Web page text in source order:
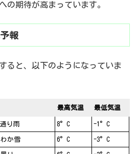
の期待が高まっています。
報
ると、以下のようになっていま
最高気温 最低気温
り雨 8°C -1°C
か雪 6°C -3°C